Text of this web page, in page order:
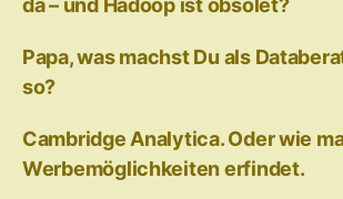
Papa, was machst Du als
so?
Cambridge Analytica. Oder wie
Werbemöglichkeiten erfindet.